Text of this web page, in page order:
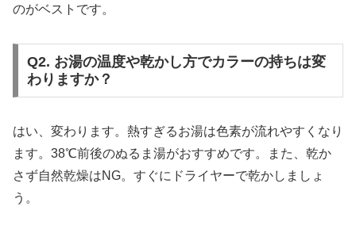
のがベストです。
Q2. お湯の温度や乾かし方でカラーの持ちは変
わりますか？
はい、変わります。熱すぎるお湯は色素が流れやすくなり
ます。38℃前後のぬるま湯がおすすめです。また、乾か
さず自然乾燥はNG。すぐにドライヤーで乾かしましょ
う。